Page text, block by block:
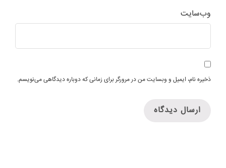
وب‌سایت
ذخیره نام، ایمیل و وبسایت من در مرورگر برای زمانی که دوباره دیدگاهی می‌نویسم.